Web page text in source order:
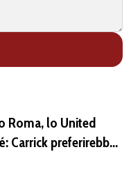
Roma, lo United
Carrick preferirebbe